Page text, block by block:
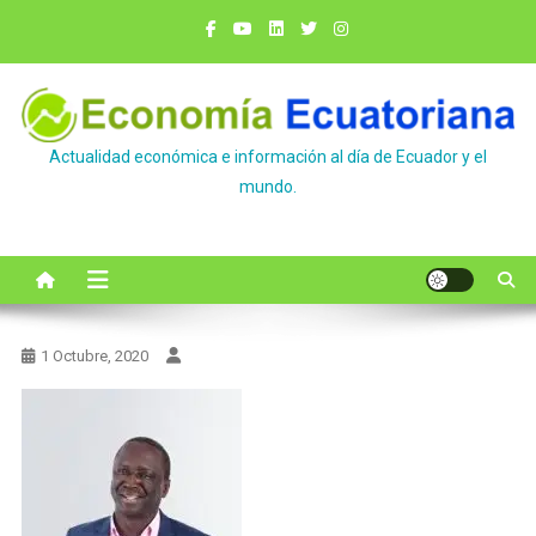
Actualidad económica e información al día de Ecuador y el
mundo.
1 Octubre, 2020